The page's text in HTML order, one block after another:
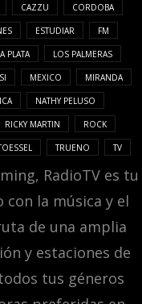
CAZZU CORDOBA
ESTUDIAR FM
PLATA LOS PALMERAS
MEXICO MIRANDA
NATHY PELUSO
RICKY MARTIN ROCK
TRUENO TV
RadioTV es tu
la música y el
de una amplia
y estaciones de
tus géneros